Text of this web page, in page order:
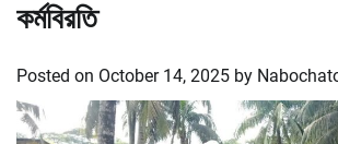
কর্মবিরতি
Posted on October 14, 2025 by